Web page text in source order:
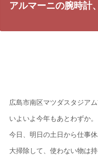
アルマーニの腕時計
広島市南区マツダスタジア
いよいよ今年もあとわずか。
今日、明日の土日から仕事
大掃除して、使わない物は